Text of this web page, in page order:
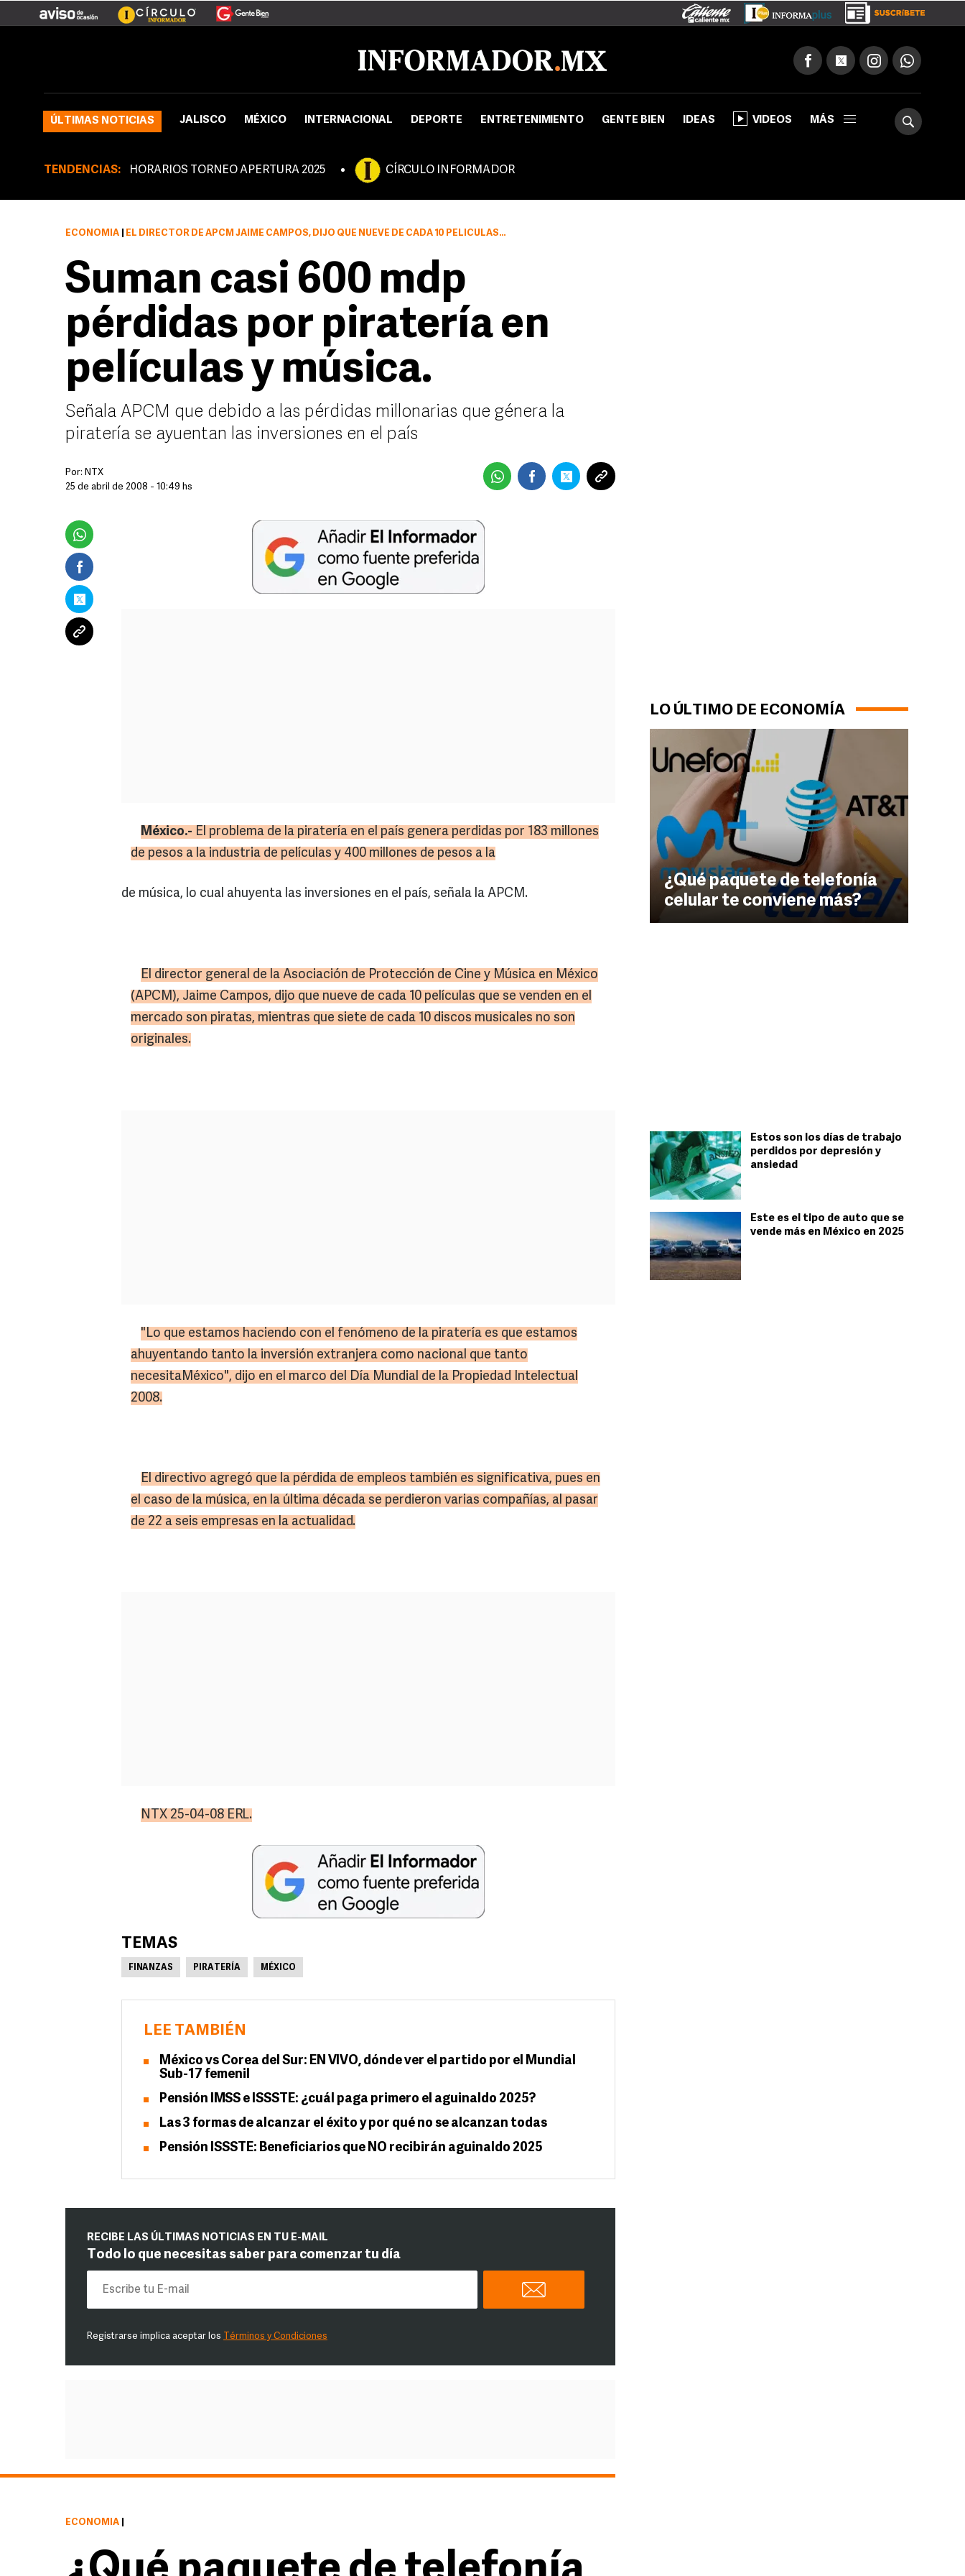
ÚLTIMAS NOTICIAS JALISCO MÉXICO INTERNACIONAL DEPORTE ENTRETENIMIENTO GENTE BIEN IDEAS VIDEOS MÁS
TENDENCIAS: HORARIOS TORNEO APERTURA 2025 CÍRCULO INFORMADOR
LO ÚLTIMO DE ECONOMÍA
¿Qué paquete de telefonía
celular te conviene más?
Estos son los días de trabajo
perdidos por depresión y
ansiedad
Este es el tipo de auto que se
vende más en México en 2025
ECONOMÍA EL DIRECTOR DE APCM JAIME CAMPOS, DIJO QUE NUEVE DE CADA 10 PELÍCULAS QUE SE VENDEN EN EL MERCADO SON PIRATAS
Suman casi 600 mdp
pérdidas por piratería en
películas y música.
Señala APCM que debido a las pérdidas millonarias que génera la
piratería se ayuentan las inversiones en el país
Por: NTX
25 de abril de 2008 - 10:49 hs
México.- El problema de la piratería en el país genera perdidas por 183 millones
de pesos a la industria de películas y 400 millones de pesos a la
de música, lo cual ahuyenta las inversiones en el país, señala la APCM.
El director general de la Asociación de Protección de Cine y Música en México
(APCM), Jaime Campos, dijo que nueve de cada 10 películas que se venden en el
mercado son piratas, mientras que siete de cada 10 discos musicales no son
originales.
"Lo que estamos haciendo con el fenómeno de la piratería es que estamos
ahuyentando tanto la inversión extranjera como nacional que tanto
necesitaMéxico", dijo en el marco del Día Mundial de la Propiedad Intelectual
2008.
El directivo agregó que la pérdida de empleos también es significativa, pues en
el caso de la música, en la última década se perdieron varias compañías, al pasar
de 22 a seis empresas en la actualidad.
NTX 25-04-08 ERL.
TEMAS
FINANZAS PIRATERÍA MÉXICO
LEE TAMBIÉN
México vs Corea del Sur: EN VIVO, dónde ver el partido por el Mundial
Sub-17 femenil
Pensión IMSS e ISSSTE: ¿cuál paga primero el aguinaldo 2025?
Las 3 formas de alcanzar el éxito y por qué no se alcanzan todas
Pensión ISSSTE: Beneficiarios que NO recibirán aguinaldo 2025
RECIBE LAS ÚLTIMAS NOTICIAS EN TU E-MAIL
Todo lo que necesitas saber para comenzar tu día
Registrarse implica aceptar los Términos y Condiciones
ECONOMÍA